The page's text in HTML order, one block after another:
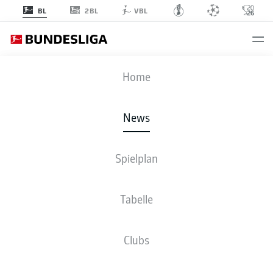
BL 2BL VBL
Home
News
Spielplan
Tabelle
Clubs
Teboho Mokoena trifft vom Punkt zum 1:1